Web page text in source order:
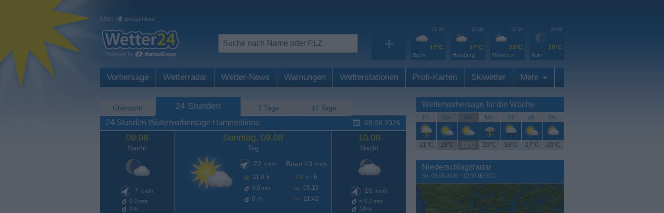
RSS | Deutschland
+
22:00
17°C
Berlin
22:00
17°C
Hamburg
22:00
22°C
München
22:00
20°C
Köln
Vorhersage Wetterradar Wetter-News Warnungen Wetterstationen Profi-Karten Skiwetter Mehr
Übersicht 24 Stunden 7 Tage 14 Tage
24 Stunden Wettervorhersage Hämeenlinna 09.08.2026
09.08
Nacht
7 km/h
0.0 mm
0 %
Sonntag, 09.08
Tag
22
km/h
11,0 h
0.0 mm
0 %
Böen 43 km/h
UV 5 - 6
05:13
21:42
10.08
Nacht
15 km/h
< 0,1 mm
10 %
Wettervorhersage für die Woche
Fr. Sa. So. Mo. Di. Mi. Do.
21°C 19°C 22°C 20°C 16°C 17°C 20°C
Niederschlagsradar
So. 09.08.2026 - 12:00 (EEST)